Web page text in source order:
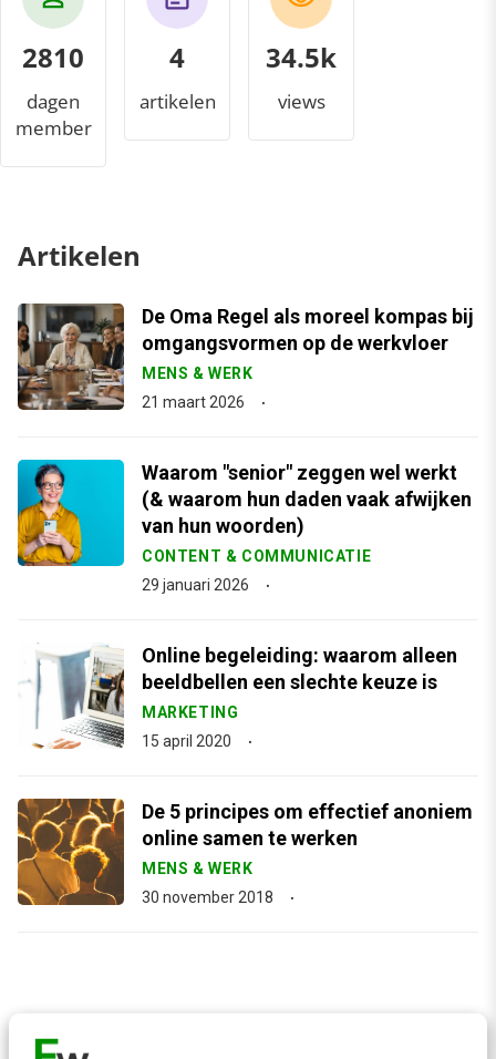
2810
dagen
member
4
artikelen
37.8k
views
Artikelen
De Oma Regel als moreel kompas bij
omgangsvormen op de werkvloer
MENS & WERK
21 maart 2026
Waarom "senior" zeggen wel werkt
(& waarom hun daden vaak afwijken
van hun woorden)
CONTENT & COMMUNICATIE
29 januari 2026
Online begeleiding: waarom alleen
beeldbellen een slechte keuze is
MARKETING
15 april 2020
De 5 principes om effectief anoniem
online samen te werken
MENS & WERK
30 november 2018
Contact